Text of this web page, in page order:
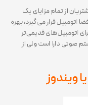
از تمام مزایای یک
قرار می گیرد، بهره
اتومبیل‌های قدیمی‌تر
صوتی دارا است ولی از
ویندوز